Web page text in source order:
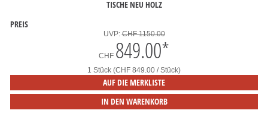
TISCHE NEU HOLZ
PREIS
UVP:CHF 1150.00
CHF 849.00*
1 Stück (CHF 849.00 / Stück)
AUF DIE MERKLISTE
IN DEN WARENKORB